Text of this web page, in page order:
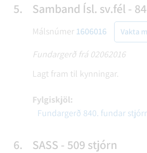
5. Samband Ísl. sv.fél -
Málsnúmer 1606016 Vakta
Fundargerð frá 02062016
Lagt fram til kynningar.
Fylgiskjöl:
Fundargerð 840. fundar
6. SASS - 509 stjórn